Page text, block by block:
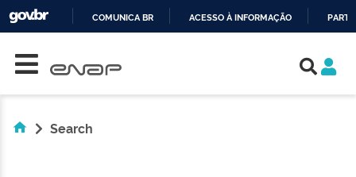
COMUNICA BR ACESSO À INFORMAÇÃO
Search